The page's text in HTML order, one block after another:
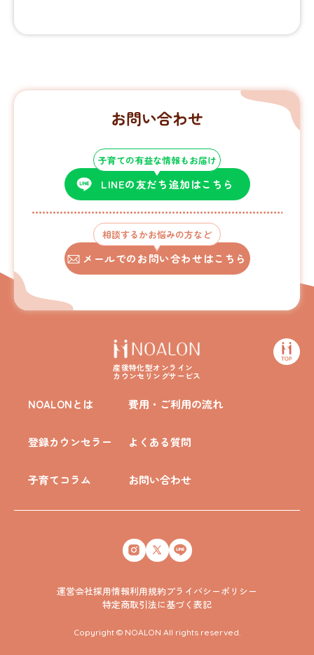
お問い合わせ
子育ての有益な情報もお届け
LINEの友だち追加はこちら
相談するかお悩みの方など
メールでのお問い合わせはこちら
産後特化型オンライン
カウンセリングサービス
NOALONとは 費用・ご利用の流れ
登録カウンセラー よくある質問
子育てコラム お問い合わせ
運営会社採用情報利用規約プライバシーポリシー
特定商取引法に基づく表記
Copyright © NOALON All rights reserved.